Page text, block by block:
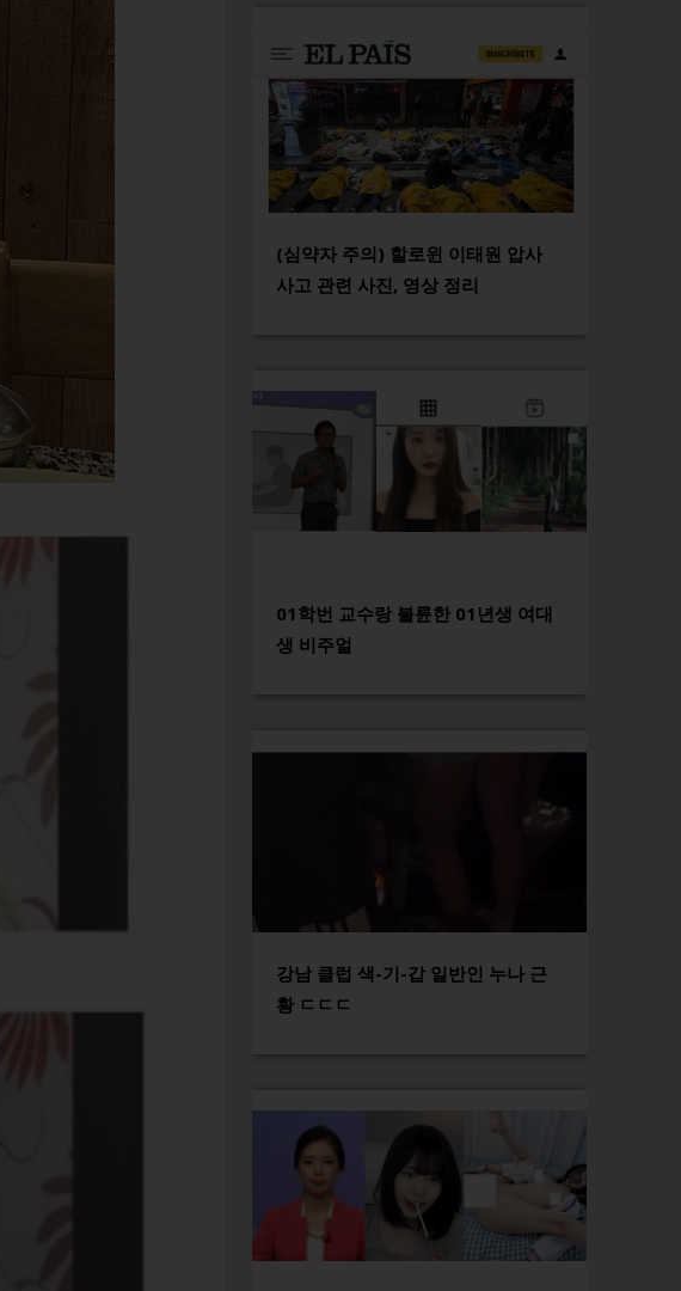
(심약자 주의) 할로윈 이태원 압사
사고 관련 사진, 영상 정리
01학번 교수랑 불륜한 01년생 여대
생 비주얼
강남 클럽 색-기-갑 일반인 누나 근
황 ㄷㄷㄷ